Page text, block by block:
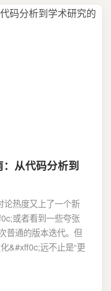
从代码分析到
论热度又上了一个新
或者看到一些夸张
普通的版本迭代。但
&#xff0c;远不止是“更